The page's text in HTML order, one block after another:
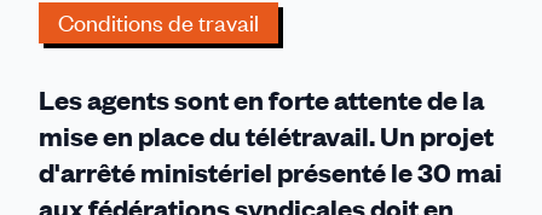
Conditions de travail
Les agents sont en forte attente de la
mise en place du télétravail. Un projet
d'arrêté ministériel présenté le 30 mai